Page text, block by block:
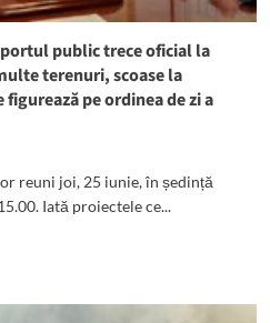
public trece oficial la
terenuri, scoase la
figurează pe ordinea de zi a
reuni joi, 25 iunie, în ședință
Iată proiectele ce...